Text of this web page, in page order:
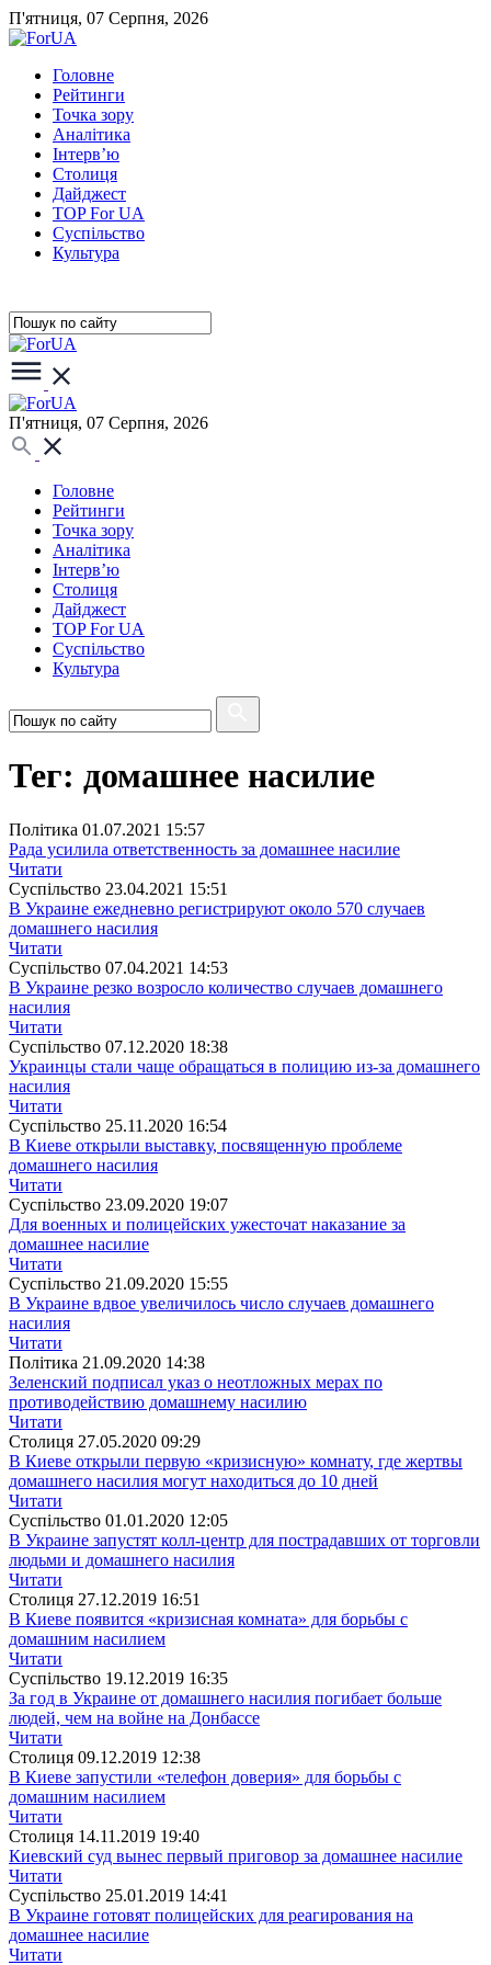
П'ятниця, 07 Серпня, 2026
Головне
Рейтинги
Точка зору
Аналітика
Інтерв’ю
Столиця
Дайджест
TOP For UA
Суспiльство
Культура
П'ятниця, 07 Серпня, 2026
Головне
Рейтинги
Точка зору
Аналітика
Інтерв’ю
Столиця
Дайджест
TOP For UA
Суспiльство
Культура
Тег: домашнее насилие
Полiтика 01.07.2021 15:57
Рада усилила ответственность за домашнее насилие
Читати
Суспiльство 23.04.2021 15:51
В Украине ежедневно регистрируют около 570 случаев
домашнего насилия
Читати
Суспiльство 07.04.2021 14:53
В Украине резко возросло количество случаев домашнего
насилия
Читати
Суспiльство 07.12.2020 18:38
Украинцы стали чаще обращаться в полицию из-за домашнего
насилия
Читати
Суспiльство 25.11.2020 16:54
В Киеве открыли выставку, посвященную проблеме
домашнего насилия
Читати
Суспiльство 23.09.2020 19:07
Для военных и полицейских ужесточат наказание за
домашнее насилие
Читати
Суспiльство 21.09.2020 15:55
В Украине вдвое увеличилось число случаев домашнего
насилия
Читати
Полiтика 21.09.2020 14:38
Зеленский подписал указ о неотложных мерах по
противодействию домашнему насилию
Читати
Столиця 27.05.2020 09:29
В Киеве открыли первую «кризисную» комнату, где жертвы
домашнего насилия могут находиться до 10 дней
Читати
Суспiльство 01.01.2020 12:05
В Украине запустят колл-центр для пострадавших от торговли
людьми и домашнего насилия
Читати
Столиця 27.12.2019 16:51
В Киеве появится «кризисная комната» для борьбы с
домашним насилием
Читати
Суспiльство 19.12.2019 16:35
За год в Украине от домашнего насилия погибает больше
людей, чем на войне на Донбассе
Читати
Столиця 09.12.2019 12:38
В Киеве запустили «телефон доверия» для борьбы с
домашним насилием
Читати
Столиця 14.11.2019 19:40
Киевский суд вынес первый приговор за домашнее насилие
Читати
Суспiльство 25.01.2019 14:41
В Украине готовят полицейских для реагирования на
домашнее насилие
Читати